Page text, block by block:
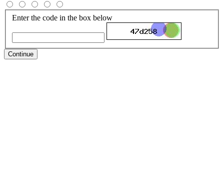
Enter the code in the box below
Continue